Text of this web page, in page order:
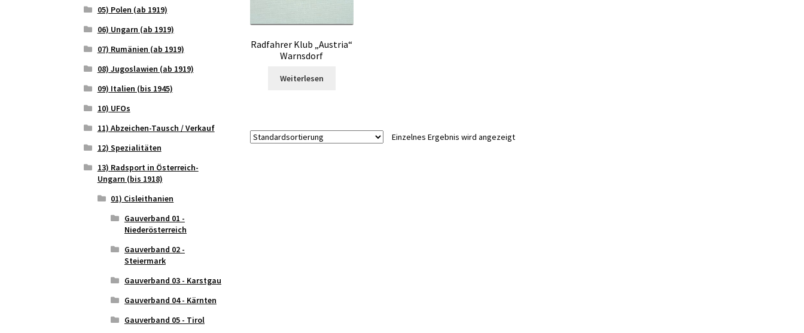
Radfahrer Klub „Austria“
Warnsdorf
Weiterlesen
Einzelnes Ergebnis wird angezeigt
05) Polen (ab 1919)
06) Ungarn (ab 1919)
07) Rumänien (ab 1919)
08) Jugoslawien (ab 1919)
09) Italien (bis 1945)
10) UFOs
11) Abzeichen-Tausch / Verkauf
12) Spezialitäten
13) Radsport in Österreich-
Ungarn (bis 1918)
01) Cisleithanien
Gauverband 01 -
Niederösterreich
Gauverband 02 -
Steiermark
Gauverband 03 - Karstgau
Gauverband 04 - Kärnten
Gauverband 05 - Tirol